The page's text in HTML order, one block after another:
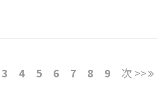
3 4 5 6 7 8 9 次 >>